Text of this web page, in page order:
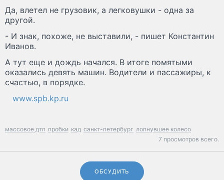
Да, влетел не грузовик, а легковушки - одна за
другой.
- И знак, похоже, не выставили, - пишет Константин
Иванов.
А тут еще и дождь начался. В итоге помятыми
оказались девять машин. Водители и пассажиры, к
счастью, в порядке.
www.spb.kp.ru
массовое дтп пробки кад санкт-петербург лопнувшее колесо
7 просмотров всего.
ОБСУДИТЬ